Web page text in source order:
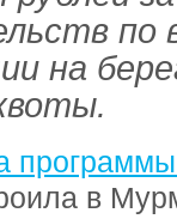
по
на
программы
в